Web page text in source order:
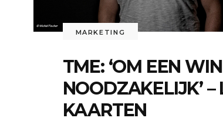
MARKETING
TME: ‘OM EEN
NOODZAKELIJK’
KAARTEN